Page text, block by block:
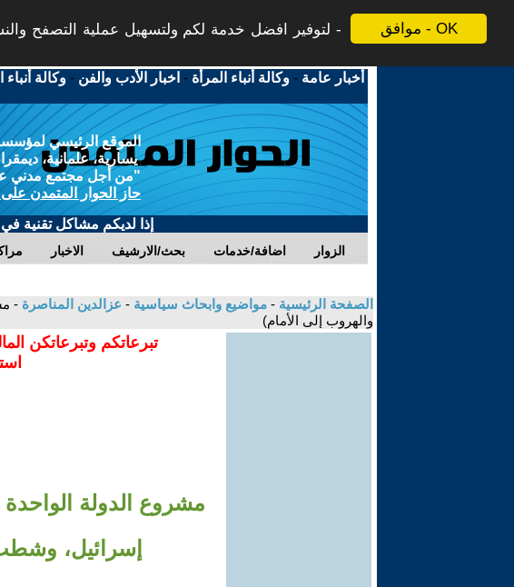
موافق - OK
لتوفير افضل خدمة لكم ولتسهيل عملية التصفح
أخبار عامة -وكالة أنباء المرأة - اخبار الأدب والفن -وكالة أنباء
الموقع الرئيسي
يسارية، علمانية،
"من أجل مجتمع مدني
حاز الحوار المتمدن
إذا لديكم مشاكل تقنية
الاخبار بحث/الارشيف اضافة/خدمات الزوار
الصفحة الرئيسية - مواضيع وابحاث سياسية - عزالدين المناصرة -
والهروب إلى الأمام)
تبرعاتكم وتبرعاتكن
مشروع الدولة الواحدة
إسرائيل،